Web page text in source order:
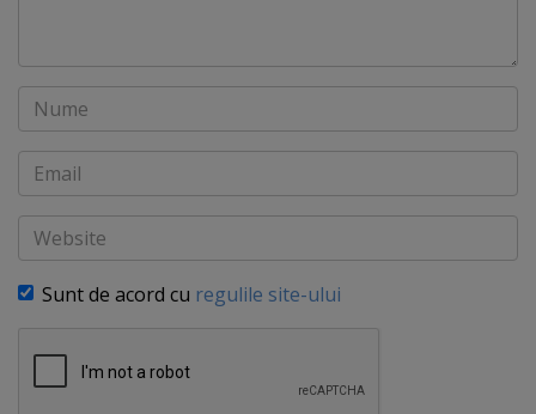
Nume
Email
Website
Sunt de acord cu regulile site-ului